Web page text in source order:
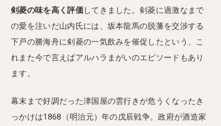
剣菱の味を高く評価してきました。剣菱に過激なまで
の愛を注いだ山内氏には、坂本龍馬の脱藩を交渉する
下戸の勝海舟に剣菱の一気飲みを催促したという、こ
れまた今で言えばアルハラまがいのエピソードもあり
ます。
幕末まで好調だった津国屋の雲行きが危うくなったき
っかけは1868（明治元）年の戊辰戦争。政府が酒造家